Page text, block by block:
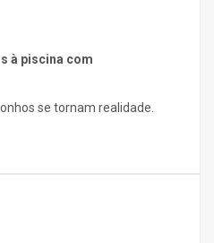
à piscina com
se tornam realidade.